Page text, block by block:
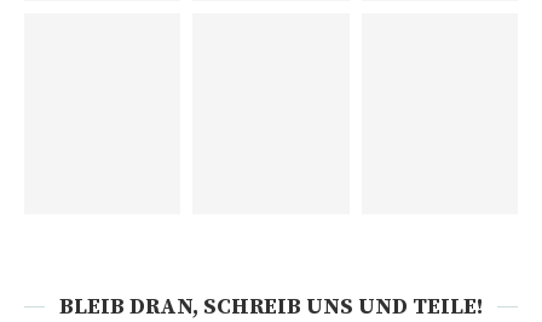
BLEIB DRAN, SCHREIB UNS UND TEILE!